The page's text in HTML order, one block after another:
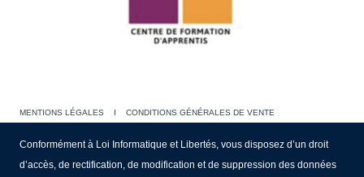
MENTIONS LÉGALES I CONDITIONS GÉNÉRALES DE VENTE
Conformément à Loi Informatique et Libertés, vous disposez d’un droit
d’accès, de rectification, de modification et de suppression des données